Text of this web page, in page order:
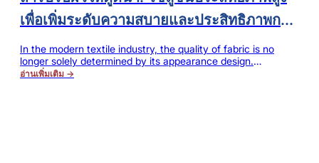
เพื่อเพิ่มระดับความสบายและประสิทธิภาพการ
ใช้งานของผ้า
In the modern textile industry, the quality of fabric is no
longer solely determined by its appearance design.
Consumers have higher and higher requirements for
อ่านเพิ่มเติม →